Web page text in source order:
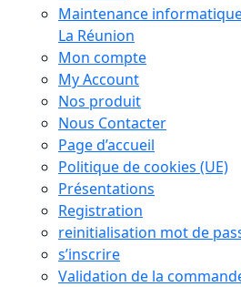
Maintenance
La Réunion
Mon compte
My Account
Nos produit
Nous Contacter
Page d’accueil
Politique de cookies (UE)
Présentations
Registration
reinitialisation mot de
s’inscrire
Validation de la